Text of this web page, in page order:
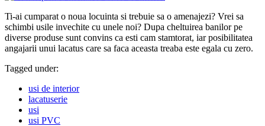
Ti-ai cumparat o noua locuinta si trebuie sa o amenajezi? Vrei sa
schimbi usile invechite cu unele noi? Dupa cheltuirea banilor pe
diverse produse sunt convins ca esti cam stamtorat, iar posibilitatea
angajarii unui lacatus care sa faca aceasta treaba este egala cu zero.
Tagged under:
usi de interior
lacatuserie
usi
usi PVC